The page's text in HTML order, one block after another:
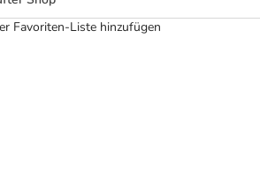
Favoriten-Liste hinzufügen